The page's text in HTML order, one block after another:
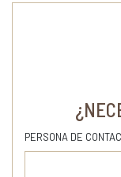
PERSONA DE